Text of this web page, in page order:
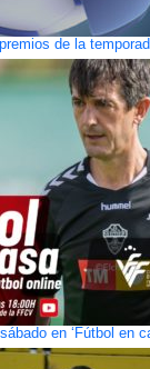
de la
en ‘Fútbol en